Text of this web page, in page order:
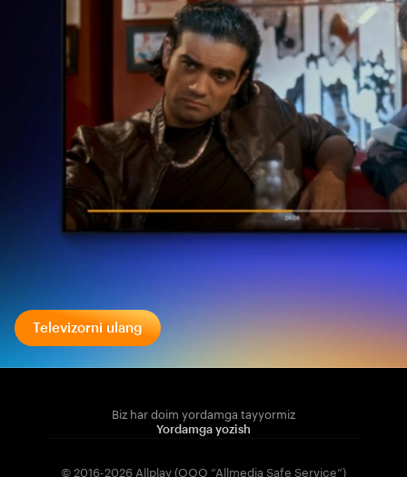
Televizorni ulang
Biz har doim yordamga tayyormiz
Yordamga yozish
© 2016-2026 Allplay (OOO “Allmedia Safe Service”)